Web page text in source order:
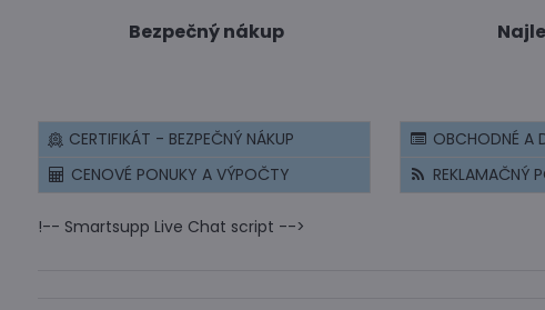
Bezpečný nákup
CERTIFIKÁT - BEZPEČNÝ NÁKUP
CENOVÉ PONUKY A VÝPOČTY
!-- Smartsupp Live Chat script -->
OBCHODNÉ A
REKLAMAČNÝ